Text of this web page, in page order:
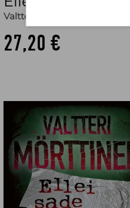
Valtteri Mörttinen
27,20 €